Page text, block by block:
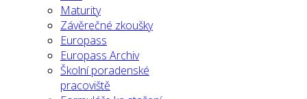
Maturity
Závěrečné zkoušky
Europass
Europass Archiv
Školní poradenské
pracoviště